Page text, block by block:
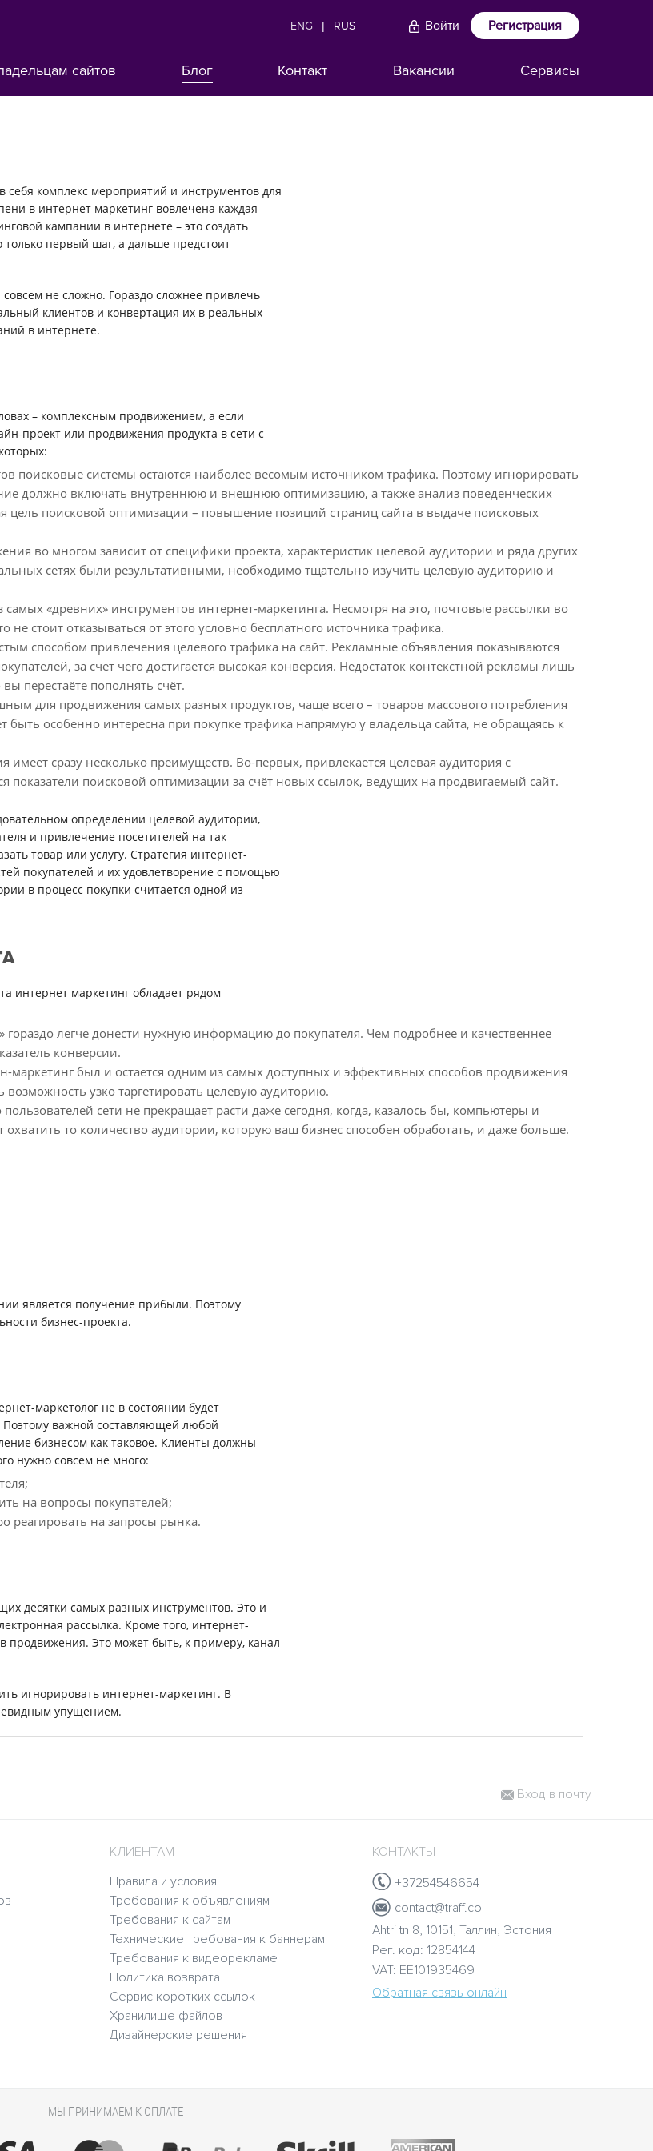
ENG | RUS Войти Регистрация
сайтов Блог Контакт Вакансии Сервисы
комплекс мероприятий и инструментов для
в интернет маркетинг вовлечена каждая
кампании в интернете – это создать
первый шаг, а дальше предстоит
совсем не сложно. Гораздо сложнее привлечь
клиентов и конвертация их в реальных
в интернете.
– комплексным продвижением, а если
проект или продвижения продукта в сети с
поисковые системы остаются наиболее весомым источником трафика. Поэтому игнорировать
должно включать внутреннюю и внешнюю оптимизацию, а также анализ поведенческих
цель поисковой оптимизации – повышение позиций страниц сайта в выдаче поисковых
во многом зависит от специфики проекта, характеристик целевой аудитории и ряда других
сетях были результативными, необходимо тщательно изучить целевую аудиторию и
«древних» инструментов интернет-маркетинга. Несмотря на это, почтовые рассылки во
стоит отказываться от этого условно бесплатного источника трафика.
способом привлечения целевого трафика на сайт. Рекламные объявления показываются
за счёт чего достигается высокая конверсия. Недостаток контекстной рекламы лишь
перестаёте пополнять счёт.
для продвижения самых разных продуктов, чаще всего – товаров массового потребления
особенно интересна при покупке трафика напрямую у владельца сайта, не обращаясь к
имеет сразу несколько преимуществ. Во-первых, привлекается целевая аудитория с
показатели поисковой оптимизации за счёт новых ссылок, ведущих на продвигаемый сайт.
определении целевой аудитории,
и привлечение посетителей на так
товар или услугу. Стратегия интернет-
покупателей и их удовлетворение с помощью
в процесс покупки считается одной из
интернет маркетинг обладает рядом
легче донести нужную информацию до покупателя. Чем подробнее и качественнее
конверсии.
маркетинг был и остается одним из самых доступных и эффективных способов продвижения
возможность узко таргетировать целевую аудиторию.
сети не прекращает расти даже сегодня, когда, казалось бы, компьютеры и
охватить то количество аудитории, которую ваш бизнес способен обработать, и даже больше.
является получение прибыли. Поэтому
бизнес-проекта.
маркетолог не в состоянии будет
Поэтому важной составляющей любой
бизнесом как таковое. Клиенты должны
нужно совсем не много:
на вопросы покупателей;
реагировать на запросы рынка.
десятки самых разных инструментов. Это и
рассылка. Кроме того, интернет-
продвижения. Это может быть, к примеру, канал
игнорировать интернет-маркетинг. В
упущением.
Вход в почту
КЛИЕНТАМ
Правила и условия
Требования к объявлениям
Требования к сайтам
Технические требования к баннерам
Требования к видеорекламе
Политика возврата
Сервис коротких ссылок
Хранилище файлов
Дизайнерские решения
КОНТАКТЫ
+37254546654
contact@traff.co
Ahtri tn 8, 10151, Таллин, Эстония
Рег. код: 12854144
VAT: EE101935469
Обратная связь онлайн
МЫ ПРИНИМАЕМ К ОПЛАТЕ